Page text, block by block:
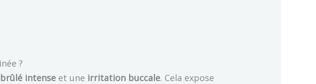
?
intense et une irritation buccale. Cela expose